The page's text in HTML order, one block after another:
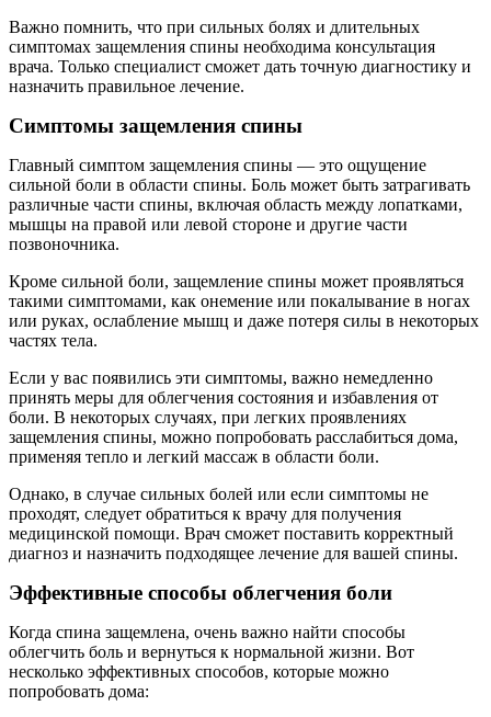
Важно помнить, что при сильных болях и длительных
симптомах защемления спины необходима консультация
врача. Только специалист сможет дать точную диагностику и
назначить правильное лечение.
Симптомы защемления спины
Главный симптом защемления спины — это ощущение
сильной боли в области спины. Боль может быть затрагивать
различные части спины, включая область между лопатками,
мышцы на правой или левой стороне и другие части
позвоночника.
Кроме сильной боли, защемление спины может проявляться
такими симптомами, как онемение или покалывание в ногах
или руках, ослабление мышц и даже потеря силы в некоторых
частях тела.
Если у вас появились эти симптомы, важно немедленно
принять меры для облегчения состояния и избавления от
боли. В некоторых случаях, при легких проявлениях
защемления спины, можно попробовать расслабиться дома,
применяя тепло и легкий массаж в области боли.
Однако, в случае сильных болей или если симптомы не
проходят, следует обратиться к врачу для получения
медицинской помощи. Врач сможет поставить корректный
диагноз и назначить подходящее лечение для вашей спины.
Эффективные способы облегчения боли
Когда спина защемлена, очень важно найти способы
облегчить боль и вернуться к нормальной жизни. Вот
несколько эффективных способов, которые можно
попробовать дома: